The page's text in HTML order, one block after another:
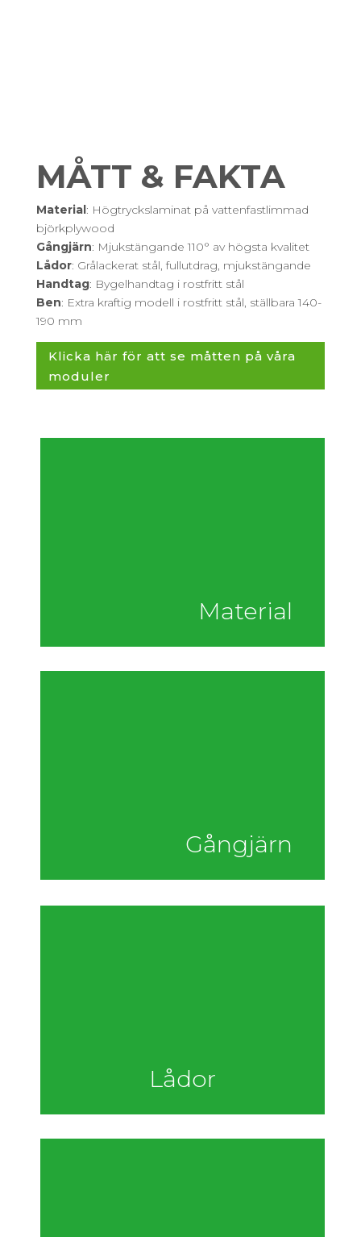
MÅTT & FAKTA
Material: Högtryckslaminat på vattenfastlimmad
björkplywood
Gångjärn: Mjukstängande 110° av högsta kvalitet
Lådor: Grålackerat stål, fullutdrag, mjukstängande
Handtag: Bygelhandtag i rostfritt stål
Ben: Extra kraftig modell i rostfritt stål, ställbara 140-
190 mm
Klicka här för att se måtten på våra
moduler
Material
Gångjärn
Lådor